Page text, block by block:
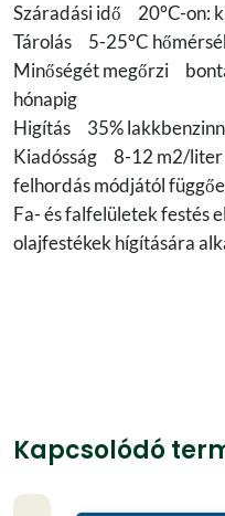
Száradási idő 20°C-on:
Tárolás 5-25°C
Minőségét megőrzi
hónapig
Higítás 35%
Kiadósság 8-12 m2/liter
felhordás módjától
Fa- és falfelületek festés
olajfestékek hígítására
Kapcsolódó